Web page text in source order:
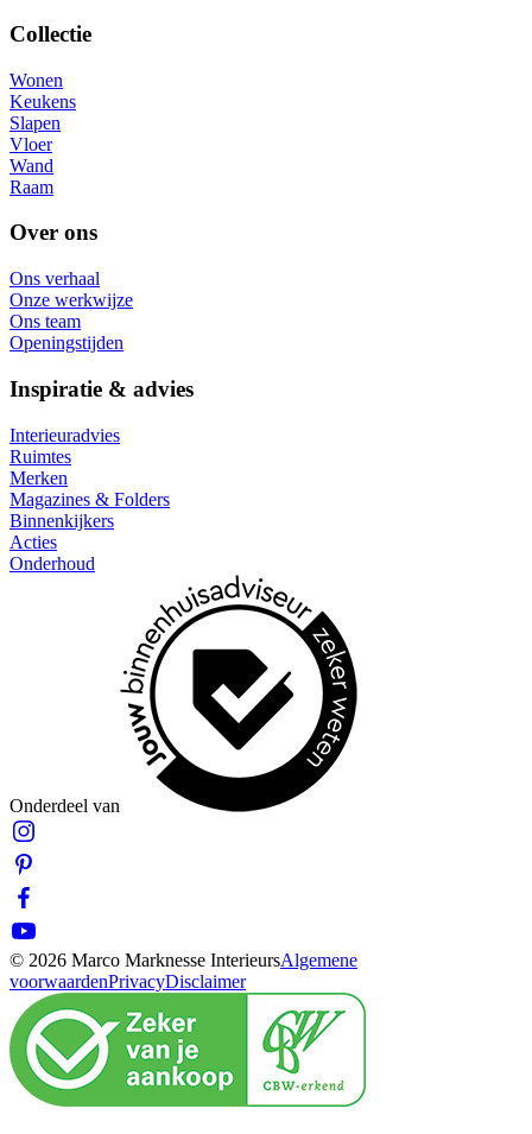
Collectie
Wonen
Keukens
Slapen
Vloer
Wand
Raam
Over ons
Ons verhaal
Onze werkwijze
Ons team
Openingstijden
Inspiratie & advies
Interieuradvies
Ruimtes
Merken
Magazines & Folders
Binnenkijkers
Acties
Onderhoud
Onderdeel van
© 2026 Marco Marknesse InterieursAlgemene
voorwaardenPrivacyDisclaimer